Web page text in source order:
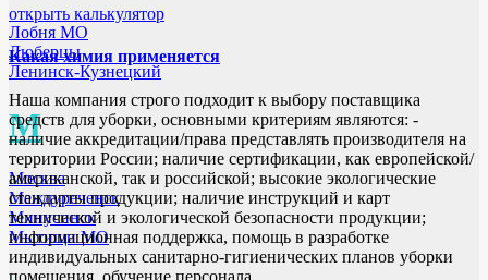
Лобня МО
Люберцы
Ленинск-Кузнецкий
М
Москва
Междуреченск
Минусинск
Мытищи МО
открыть калькулятор
Какая химия применяется
Наша компания строго подходит к выбору поставщика
средств для уборки, основными критериям являются: -
наличие аккредитации/права представлять производителя на
территории России; наличие сертификации, как европейской/
американской, так и российской; высокие экологические
стандарты продукции; наличие инструкций и карт
технической и экологической безопасности продукции;
информационная поддержка, помощь в разработке
индивидуальных санитарно-гигиенических планов уборки
помещения, обучение персонала.